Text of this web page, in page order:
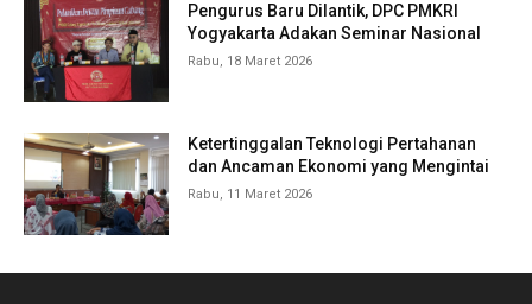
Pengurus Baru Dilantik, DPC PMKRI
Yogyakarta Adakan Seminar Nasional
Rabu, 18 Maret 2026
Ketertinggalan Teknologi Pertahanan
dan Ancaman Ekonomi yang Mengintai
Rabu, 11 Maret 2026